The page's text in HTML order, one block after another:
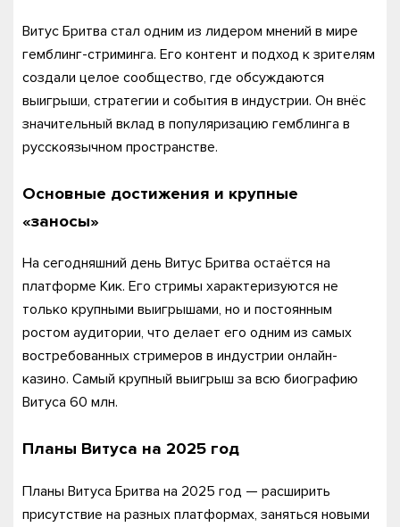
Витус Бритва стал одним из лидером мнений в мире
гемблинг-стриминга. Его контент и подход к зрителям
создали целое сообщество, где обсуждаются
выигрыши, стратегии и события в индустрии. Он внёс
значительный вклад в популяризацию гемблинга в
русскоязычном пространстве.
Основные достижения и крупные
«заносы»
На сегодняшний день Витус Бритва остаётся на
платформе Кик. Его стримы характеризуются не
только крупными выигрышами, но и постоянным
ростом аудитории, что делает его одним из самых
востребованных стримеров в индустрии онлайн-
казино. Самый крупный выигрыш за всю биографию
Витуса 60 млн.
Планы Витуса на 2025 год
Планы Витуса Бритва на 2025 год — расширить
присутствие на разных платформах, заняться новыми